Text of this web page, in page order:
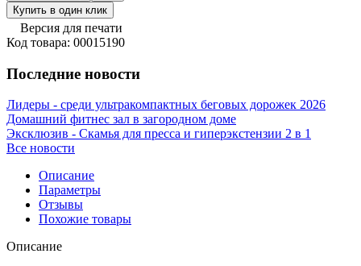
Купить в один клик
Версия для печати
Код товара: 00015190
Последние новости
Лидеры - среди ультракомпактных беговых дорожек 2026
Домашний фитнес зал в загородном доме
Эксклюзив - Скамья для пресса и гиперэкстензии 2 в 1
Все новости
Описание
Параметры
Отзывы
Похожие товары
Описание